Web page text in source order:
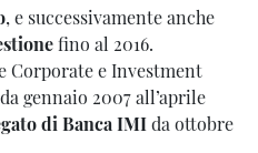
, e successivamente anche
fino al 2016.
Corporate e Investment
gennaio 2007 all’aprile
di Banca IMIda ottobre